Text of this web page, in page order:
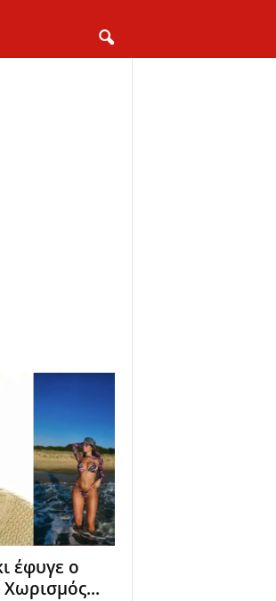
έφυγε ο
Χωρισμός...